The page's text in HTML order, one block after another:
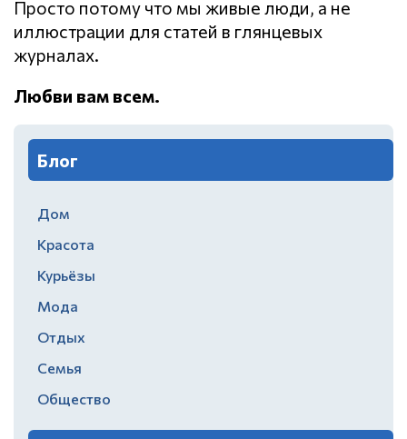
Просто потому что мы живые люди, а не
иллюстрации для статей в глянцевых
журналах.
Любви вам всем.
Блог
Дом
Красота
Курьёзы
Мода
Отдых
Семья
Общество